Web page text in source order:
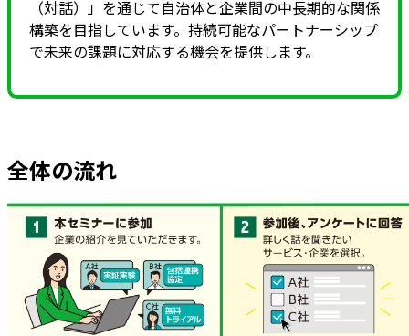
（対話）」を通じて自治体と企業間の中長期的な関係
構築を目指しています。持続可能なパートナーシップ
で未来の課題に対応する機会を提供します。
全体の流れ